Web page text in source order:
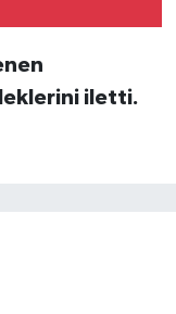
iletti.